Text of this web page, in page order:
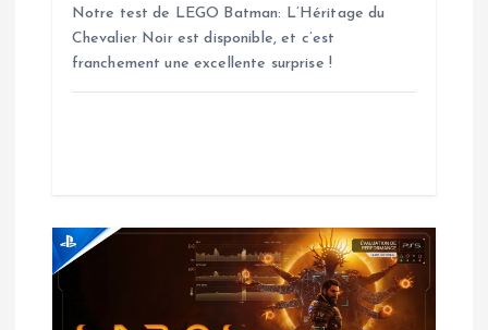
Notre test de LEGO Batman: L’Héritage du
Chevalier Noir est disponible, et c’est
franchement une excellente surprise !